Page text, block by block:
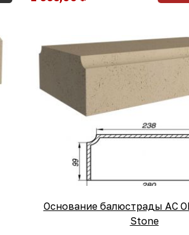
Основание балюстрады АС
Stone